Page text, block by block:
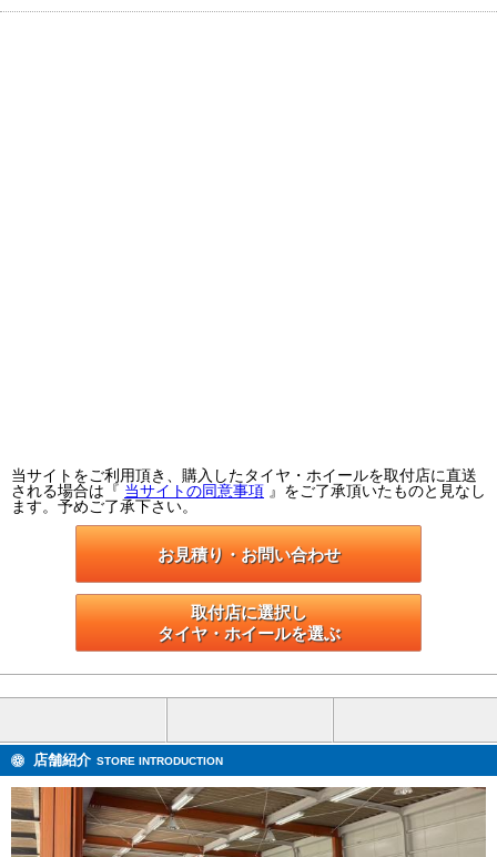
当サイトをご利用頂き、購入したタイヤ・ホイールを取付店に直送
される場合は『 当サイトの同意事項 』をご了承頂いたものと見なし
ます。予めご了承下さい。
お見積り・お問い合わせ
取付店に選択し
タイヤ・ホイールを選ぶ
店舗紹介 STORE INTRODUCTION